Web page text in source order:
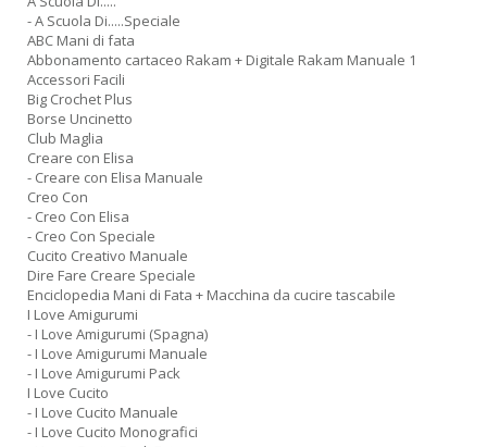
- A Scuola Di.....Speciale
ABC Mani di fata
Abbonamento cartaceo Rakam + Digitale Rakam Manuale 1
Accessori Facili
Big Crochet Plus
Borse Uncinetto
Club Maglia
Creare con Elisa
- Creare con Elisa Manuale
Creo Con
- Creo Con Elisa
- Creo Con Speciale
Cucito Creativo Manuale
Dire Fare Creare Speciale
Enciclopedia Mani di Fata + Macchina da cucire tascabile
I Love Amigurumi
- I Love Amigurumi (Spagna)
- I Love Amigurumi Manuale
- I Love Amigurumi Pack
I Love Cucito
- I Love Cucito Manuale
- I Love Cucito Monografici